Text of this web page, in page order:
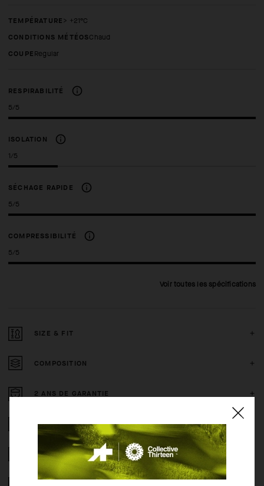
TEMPÉRATURE
> +21°C
CONDITIONS MÉTÉOS
Chaud
COUPE
regular
RESPIRABILITÉ
5/5
ISOLATION
1/5
SÉCHAGE RAPIDE
5/5
COMPRESSIBILITÉ
5/5
Voir toutes les spécifications
SIZE & FIT
COMPOSITION
2 ANS DE GARANTIE
CRASH POLICY
RETOURS GRATUITS